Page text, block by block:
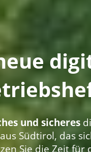
und sicheres
Südtirol, das
Sie die Zeit für